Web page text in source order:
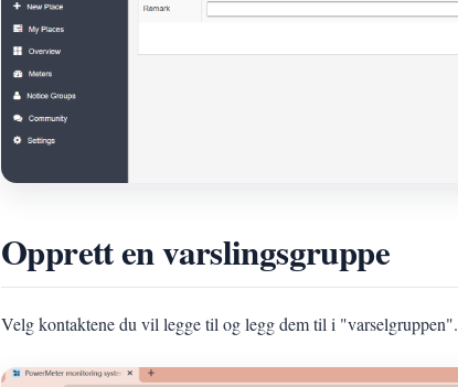
Opprett en varslingsgruppe
Velg kontaktene du vil legge til og legg dem til i "varselgruppen".